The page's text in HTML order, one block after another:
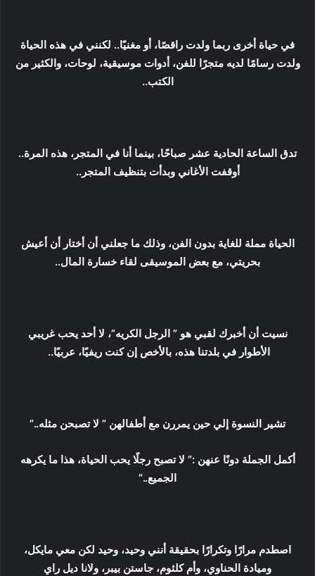
في حياة أخرى ربما ولدت راقصًا، أو مغنيًا.. لكنني في هذه الحياة
ولدت رسامًا لديه متجرًا للفن، أدوات موسيقية، لوحات، والكثير من
الكتب..
تدق الساعة الحادية عشر صباحًا، بينما أنا في المتجر، هذه المرة..
أوقفت الأغاني وبدأت بتنظيف المتجر..
الحياة مملة للغاية بدون الفن، وذلك ما جعلني أن أختار أن أعيش
بحريتي، مع بعض الموسيقى لقاء خسارة المال..
نسيت أن أخبرك لقبي هو ” الرجل الكريه”، لا أحد يحب غريبي
الأطوار في بلدتنا هذه، بالأخص إن كنت ريفيًا، عربيًا..
تشير النسوة إلي حين يمررن مع أطفالهن ” لا تصبحن مثله..”
أكمل الجملة دونًا عنهن :” لا تصبح رجلًا يحب الحياة، هذا ما يكرهه
الجميع..”
اصطدم مرارًا وتكرارًا بحقيقة أنني وحيد، وحيد لكن معي مايكل،
وميادة الحناوي، وأم كلثوم، جاستن بيبر، ولانا ديل راي